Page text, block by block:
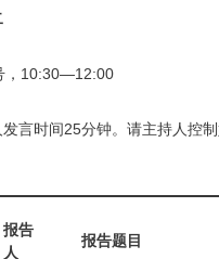
，10:30—12:00
言时间25分钟。请主持人控制
报告
人
报告题目